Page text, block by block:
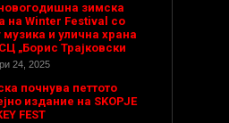
зимска
на Winter Festival со
музика и улична храна
„Борис Трајковски
24, 2025
почнува петтото
издание на SKOPJE
FEST